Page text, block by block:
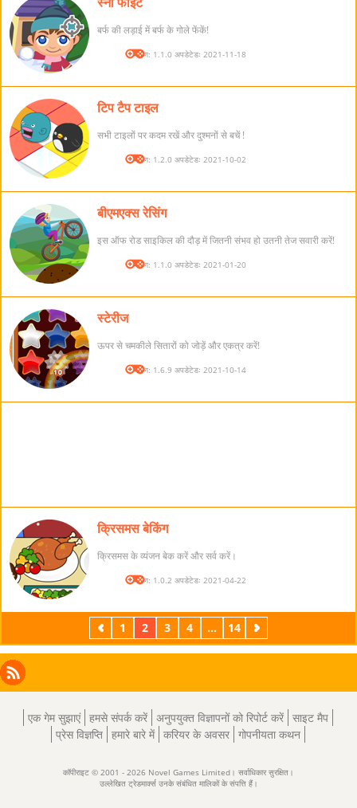
बर्फ की लड़ाई में बर्फ के गोले फेंकें!
संस्करण: 1.1.0 अपडेटेडः 2021-11-18
टिप टैप टाइल
सभी टाइलों पर कदम रखें और दुश्मनों से बचें !
संस्करण: 1.2.0 अपडेटेडः 2021-10-02
बीएमएक्स रेसिंग
इस ऑफ रोड साइकिल की दौड़ में जितनी संभव हो उतनी तेज सवारी करें!
संस्करण: 1.1.0 अपडेटेडः 2021-01-20
स्टेरीज
ऊपर से चमकीले सितारों को जोड़ें और एकत्र करें!
संस्करण: 1.6.9 अपडेटेडः 2021-10-14
क्रिसमस बेकिंग
क्रिसमस के व्यंजन बेक करें और सर्व करें।
संस्करण: 1.0.2 अपडेटेडः 2021-04-22
पिछला 1 2 3 4 ... 14 अगला
Facebook
Instagram
X
LinkedIn
RSS
एक गेम सुझाएं हमसे संपर्क करें अनुपयुक्त विज्ञापनों को रिपोर्ट करें साइट मैप
प्रेस विज्ञप्ति हमारे बारे में करियर के अवसर गोपनीयता कथन
कॉपीराइट © 2001 - 2026 Novel Games Limited। सर्वाधिकार सुरक्षित।
उल्लेखित ट्रेडमार्क्स उनके संबंधित मालिकों के संपत्ति हैं।